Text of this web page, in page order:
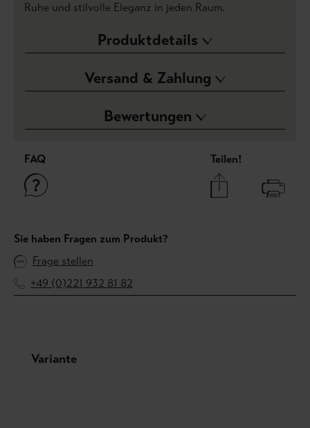
Ruhe und stilvolle Eleganz in jeden Raum.
Produktdetails
Versand & Zahlung
Bewertungen
FAQ Teilen!
Sie haben Fragen zum Produkt?
Frage stellen
+49 (0)221 932 81 82
Produktgalerie überspringen
Variante